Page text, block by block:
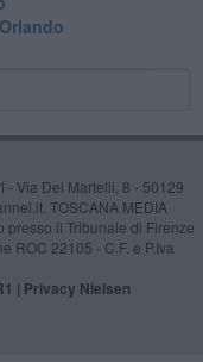
- Via Dei Martelli, 8 - 50129
TOSCANA MEDIA
presso il Tribunale di Firenze
ROC 22105 - C.F. e P.Iva
| Privacy Nielsen